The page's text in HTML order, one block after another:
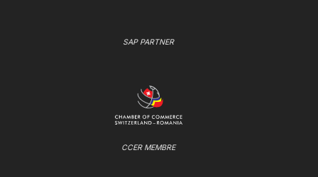
SAP PARTNER
CCER MEMBRE